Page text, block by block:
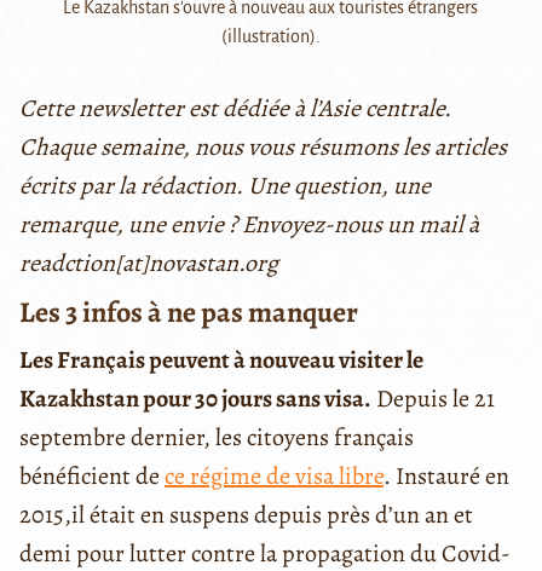
Le Kazakhstan s'ouvre à nouveau aux touristes étrangers
(illustration).
Cette newsletter est dédiée à l’Asie centrale.
Chaque semaine, nous vous résumons les articles
écrits par la rédaction. Une question, une
remarque, une envie ? Envoyez-nous un mail à
readction[at]novastan.org
Les 3 infos à ne pas manquer
Les Français peuvent à nouveau visiter le
Kazakhstan pour 30 jours sans visa. Depuis le 21
septembre dernier, les citoyens français
bénéficient dece régime de visa libre. Instauré en
2015,il était en suspens depuis près d’un an et
demi pour lutter contre la propagation du Covid-